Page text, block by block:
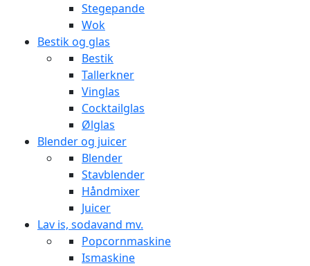
Stegepande
Wok
Bestik og glas
Bestik
Tallerkner
Vinglas
Cocktailglas
Ølglas
Blender og juicer
Blender
Stavblender
Håndmixer
Juicer
Lav is, sodavand mv.
Popcornmaskine
Ismaskine